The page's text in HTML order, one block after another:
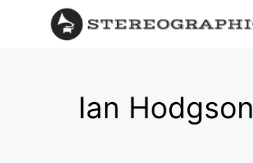
Ian Hodgson